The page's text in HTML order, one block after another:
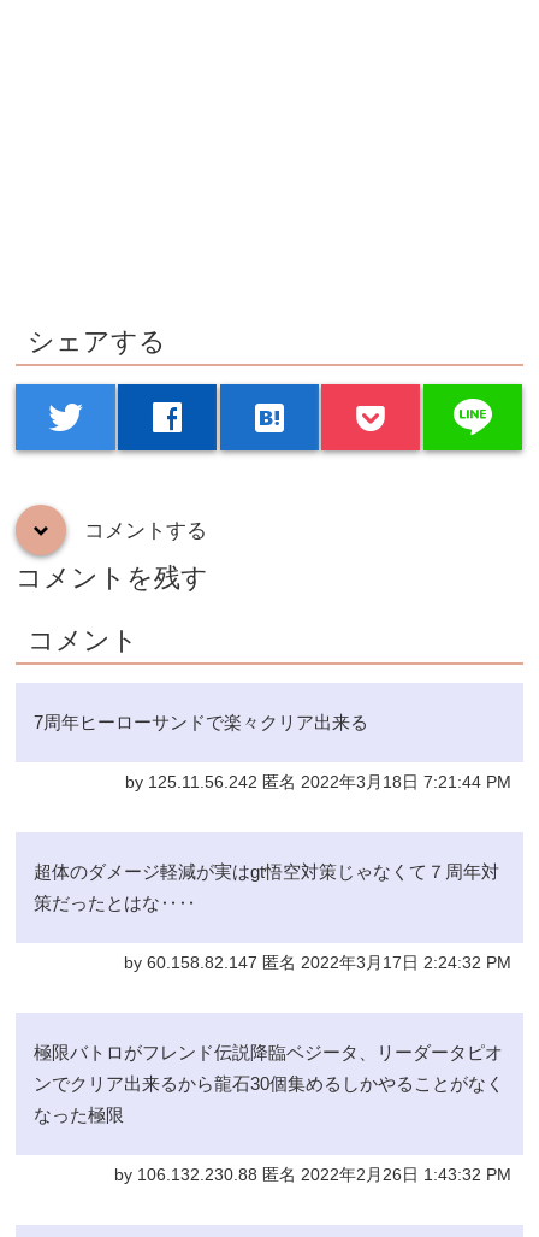
シェアする
twitter facebook hatenabookmark line
down コメントする
コメントを残す
コメント
7周年ヒーローサンドで楽々クリア出来る
by 125.11.56.242 匿名 2022年3月18日 7:21:44 PM
超体のダメージ軽減が実はgt悟空対策じゃなくて７周年対
策だったとはな‥‥
by 60.158.82.147 匿名 2022年3月17日 2:24:32 PM
極限バトロがフレンド伝説降臨ベジータ、リーダータピオ
ンでクリア出来るから龍石30個集めるしかやることがなく
なった極限
by 106.132.230.88 匿名 2022年2月26日 1:43:32 PM